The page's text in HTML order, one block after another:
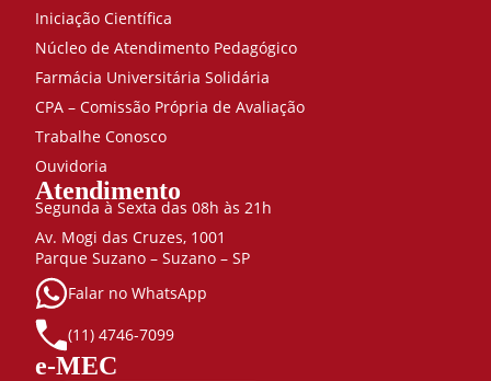
Iniciação Científica
Núcleo de Atendimento Pedagógico
Farmácia Universitária Solidária
CPA – Comissão Própria de Avaliação
Trabalhe Conosco
Ouvidoria
Atendimento
Segunda à Sexta das 08h às 21h
Av. Mogi das Cruzes, 1001
Parque Suzano – Suzano – SP
Falar no WhatsApp
(11) 4746-7099
e-MEC